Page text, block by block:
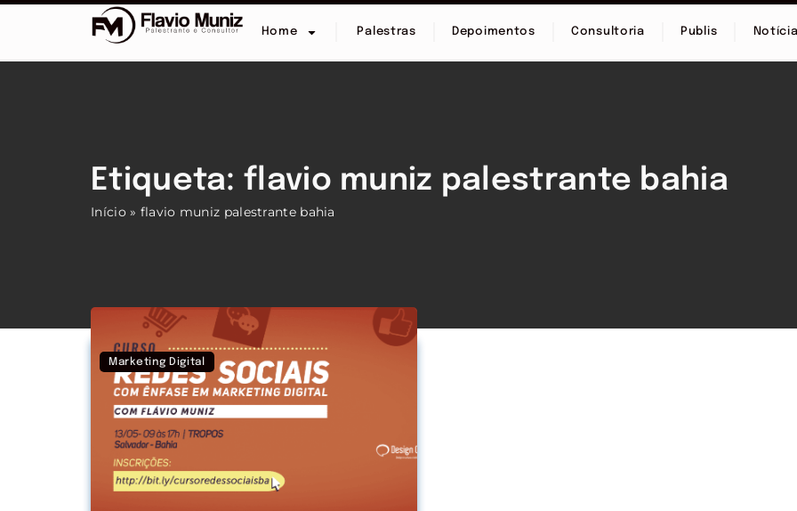
Home Palestras Depoimentos Consultoria Publis
Etiqueta: flavio muniz palestrante bahia
Início » flavio muniz palestrante bahia
Marketing Digital